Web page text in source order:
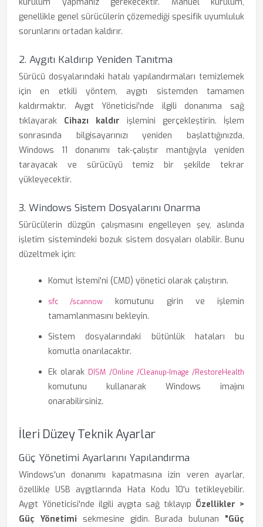
genellikle genel sürücülerin çözemediği spesifik uyumluluk
sorunlarını ortadan kaldırır.
2. Aygıtı Kaldırıp Yeniden Tanıtma
Sürücü dosyalarındaki hatalı yapılandırmaları temizlemek
için en etkili yöntem, aygıtı sistemden tamamen
kaldırmaktır. Aygıt Yöneticisi'nde ilgili donanıma sağ
tıklayarak Cihazı kaldır işlemini gerçekleştirin. İşlem
sonrasında bilgisayarınızı yeniden başlattığınızda,
Windows 11 donanımı tak-çalıştır mantığıyla yeniden
tarayacak ve sürücüyü temiz bir şekilde tekrar
yükleyecektir.
3. Windows Sistem Dosyalarını Onarma
Sürücülerin düzgün çalışmasını engelleyen şey, aslında
işletim sistemindeki bozuk sistem dosyaları olabilir. Bunu
düzeltmek için:
Komut İstemi'ni (CMD) yönetici olarak çalıştırın.
sfc /scannow
komutunu girin ve işlemin
tamamlanmasını bekleyin.
Sistem dosyalarındaki bütünlük hataları bu
komutla onarılacaktır.
Ek olarak DISM /Online /Cleanup-Image /RestoreHealth
komutunu kullanarak Windows imajını
onarabilirsiniz.
İleri Düzey Teknik Ayarlar
Güç Yönetimi Ayarlarını Yapılandırma
Windows'un donanımı kapatmasına izin veren ayarlar,
özellikle USB aygıtlarında Hata Kodu 10'u tetikleyebilir.
Aygıt Yöneticisi'nde ilgili aygıta sağ tıklayıp Özellikler >
Güç Yönetimi sekmesine gidin. Burada bulunan "Güç